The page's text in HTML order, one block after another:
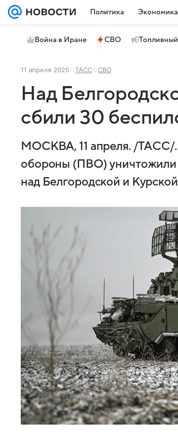
Политика Экономика
Война в Иране СВО
11 апреля 2025 ТАСС СВО
Над
сбили 30
МОСКВА, 11 апреля. /ТАСС/.
обороны (ПВО) уничтожили
над Белгородской и